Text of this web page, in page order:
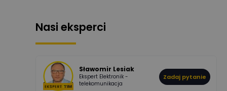
Pawel02 955 374
Nasi eksperci
Sławomir Lesiak
Ekspert Elektronik -
telekomunikacja
Zadaj pytanie